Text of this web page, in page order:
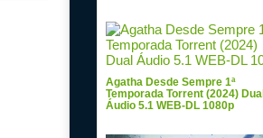
Agatha Desde Sempre 1ª
Temporada Torrent (2024) Dual
Áudio 5.1 WEB-DL 1080p